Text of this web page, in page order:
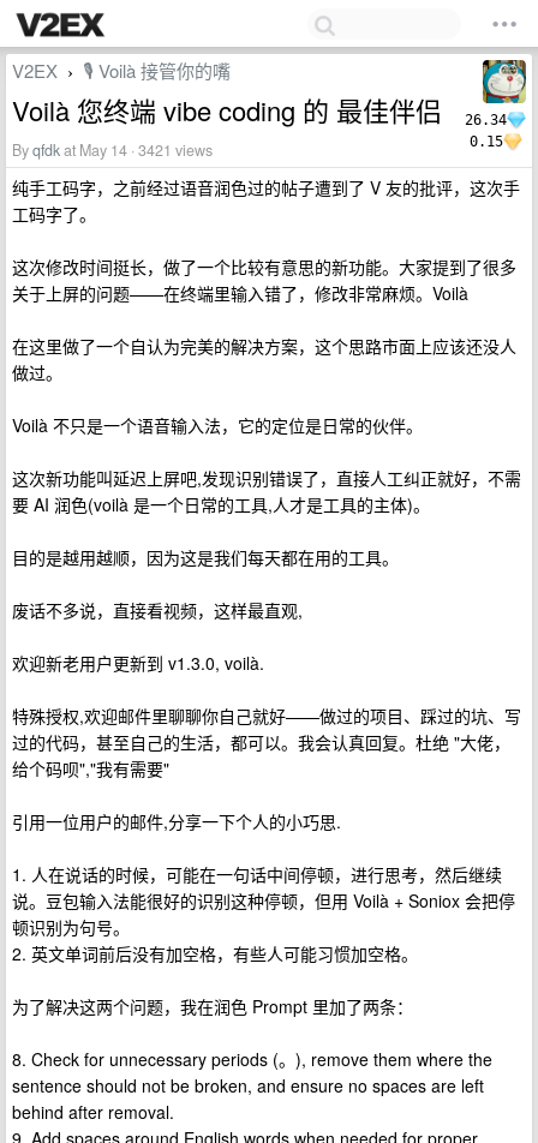
26.34
0.15
V2EX › 🎙 Voilà 接管你的嘴
Voilà 您终端 vibe coding 的 最佳伴侣
Byqfdkat May 14 · 3421 views
纯手工码字，之前经过语音润色过的帖子遭到了 V 友的批评，这次手
工码字了。
这次修改时间挺长，做了一个比较有意思的新功能。大家提到了很多
关于上屏的问题——在终端里输入错了，修改非常麻烦。Voilà
在这里做了一个自认为完美的解决方案，这个思路市面上应该还没人
做过。
Voilà 不只是一个语音输入法，它的定位是日常的伙伴。
这次新功能叫延迟上屏吧,发现识别错误了，直接人工纠正就好，不需
要 AI 润色(voilà 是一个日常的工具,人才是工具的主体)。
目的是越用越顺，因为这是我们每天都在用的工具。
废话不多说，直接看视频，这样最直观,
欢迎新老用户更新到 v1.3.0, voilà.
特殊授权,欢迎邮件里聊聊你自己就好——做过的项目、踩过的坑、写
过的代码，甚至自己的生活，都可以。我会认真回复。杜绝 "大佬，
给个码呗","我有需要"
引用一位用户的邮件,分享一下个人的小巧思.
1. 人在说话的时候，可能在一句话中间停顿，进行思考，然后继续
说。豆包输入法能很好的识别这种停顿，但用 Voilà + Soniox 会把停
顿识别为句号。
2. 英文单词前后没有加空格，有些人可能习惯加空格。
为了解决这两个问题，我在润色 Prompt 里加了两条：
8. Check for unnecessary periods (。), remove them where the
sentence should not be broken, and ensure no spaces are left
behind after removal.
9. Add spaces around English words when needed for proper